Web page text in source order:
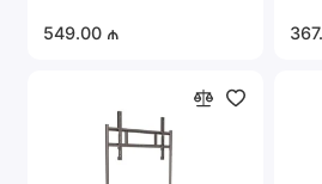
549.00 ₼